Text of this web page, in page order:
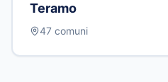
Teramo
47 comuni